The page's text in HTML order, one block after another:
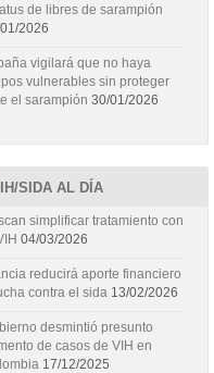
de libres de sarampión
2026
vigilará que no haya
vulnerables sin proteger
el sarampión 30/01/2026
SIDA AL DÍA
simplificar tratamiento con
04/03/2026
reducirá aporte financiero
contra el sida 13/02/2026
desmintió presunto
de casos de VIH en
17/12/2025